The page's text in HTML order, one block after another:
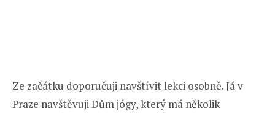
Ze začátku doporučuji navštívit lekci osobně. Já v
Praze navštěvuji Dům jógy, který má několik